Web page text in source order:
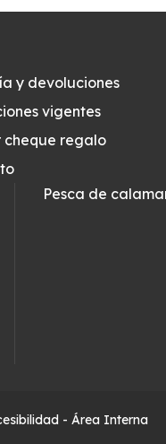
y devoluciones
vigentes
cheque regalo
Pesca de
- Área Interna